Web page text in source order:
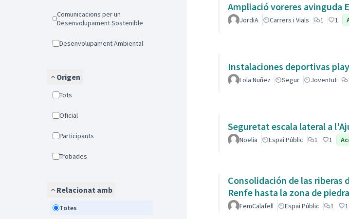
Comunicacions per un
Desenvolupament Sostenible
Desenvolupament Ambiental
Origen
Tots
Oficial
Participants
Trobades
Relacionat amb
Totes
Ampliació voreres avinguda
JordiA Carrers i Vials 1 1
Instalaciones deportivas
Lola Nuñez Segur Joventut
Seguretat escala lateral a
Noelia Espai Públic 1 1
Consolidación de las riberas
Renfe hasta la zona de
FemCalafell Espai Públic 1 1